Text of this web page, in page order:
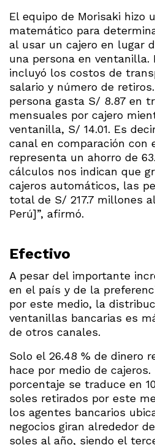
El equipo de Morisaki hizo
matemático para
al usar un cajero en lugar
una persona en ventanilla.
incluyó los costos de
salario y número de
persona gasta S/ 8.87 en
mensuales por cajero
ventanilla, S/ 14.01. Es
canal en comparación con
representa un ahorro de
cálculos nos indican que
cajeros automáticos, las
total de S/ 217.7 millones
Perú]”, afirmó.
Efectivo
A pesar del importante
en el país y de la
por este medio, la
ventanillas bancarias es
de otros canales.
Solo el 26.48 % de dinero
hace por medio de
porcentaje se traduce en
soles retirados por este
los agentes bancarios
negocios giran alrededor
soles al año, siendo el